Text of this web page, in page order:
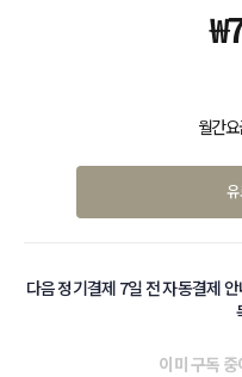
₩
월간
다음 정기결제 7일 전 자동결제
이미 구독